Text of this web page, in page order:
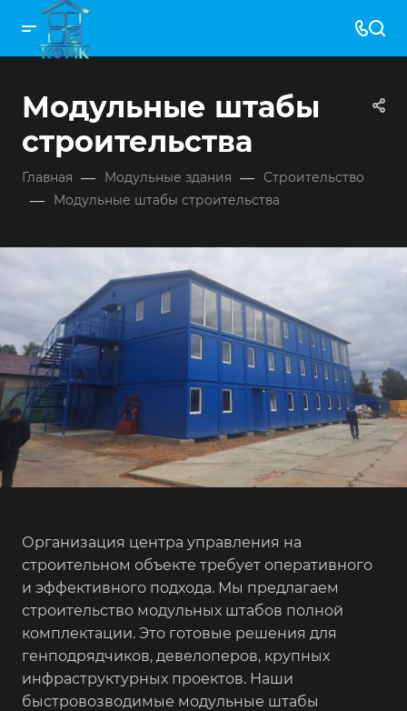
Модульные штабы
строительства
Главная — Модульные здания — Строительство
— Модульные штабы строительства
Организация центра управления на
строительном объекте требует оперативного
и эффективного подхода. Мы предлагаем
строительство модульных штабов полной
комплектации. Это готовые решения для
генподрядчиков, девелоперов, крупных
инфраструктурных проектов. Наши
быстровозводимые модульные штабы